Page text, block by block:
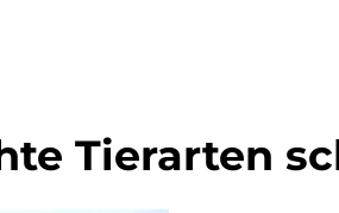
Tierarten